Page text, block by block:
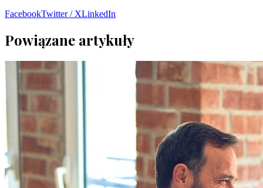
FacebookTwitter / XLinkedIn
Powiązane artykuły